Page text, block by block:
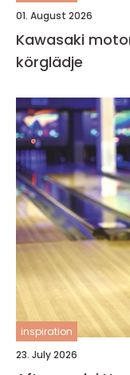
01. August 2026
Kawasaki
körglädje
inspiration
23. July 2026